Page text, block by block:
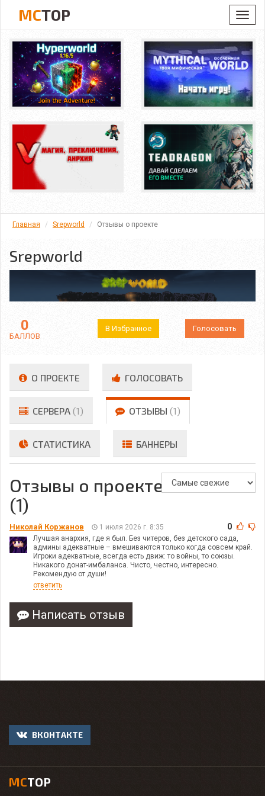
MCTOP
Главная Srepworld Отзывы о проекте
Srepworld
0
БАЛЛОВ
В Избранное Голосовать
О ПРОЕКТЕ ГОЛОСОВАТЬ
СЕРВЕРА (1) ОТЗЫВЫ (1)
СТАТИСТИКА БАННЕРЫ
Отзывы о проекте
(1)
Николай Коржанов 1 июля 2026 г. 8:35 0
Лучшая анархия, где я был. Без читеров, без детского сада,
админы адекватные – вмешиваются только когда совсем край.
Игроки адекватные, всегда есть движ: то войны, то союзы.
Никакого донат-имбаланса. Чисто, честно, интересно.
Рекомендую от души!
ответить
Написать отзыв
ВКОНТАКТЕ
MCTOP